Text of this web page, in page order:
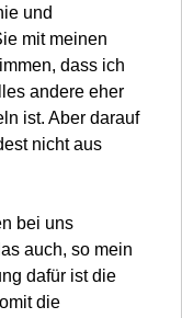
und
mit meinen
dass ich
andere eher
ist. Aber darauf
nicht aus
bei uns
auch, so mein
dafür ist die
die